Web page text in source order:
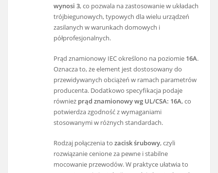
wynosi 3, co pozwala na zastosowanie w układach
trójbiegunowych, typowych dla wielu urządzeń
zasilanych w warunkach domowych i
półprofesjonalnych.
Prąd znamionowy IEC określono na poziomie 16A.
Oznacza to, że element jest dostosowany do
przewidywanych obciążeń w ramach parametrów
producenta. Dodatkowo specyfikacja podaje
również prąd znamionowy wg UL/CSA: 16A, co
potwierdza zgodność z wymaganiami
stosowanymi w różnych standardach.
Rodzaj połączenia tozacisk śrubowy, czyli
rozwiązanie cenione za pewne i stabilne
mocowanie przewodów. W praktyce ułatwia to